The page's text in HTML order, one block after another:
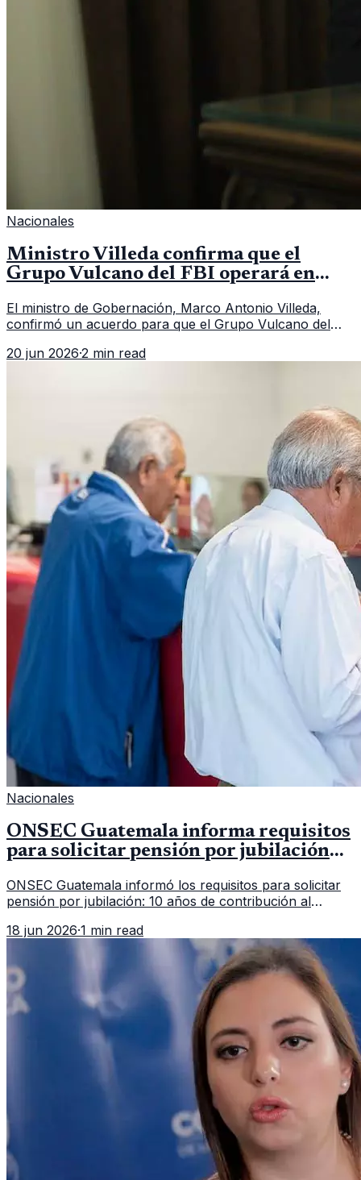
Nacionales
Ministro Villeda confirma que el
Grupo Vulcano del FBI operará en
El ministro de Gobernación, Marco Antonio Villeda,
confirmó un acuerdo para que el Grupo Vulcano del
fallido con la administración anterior del Ministerio
20 jun 2026·2 min read
Nacionales
ONSEC Guatemala informa requisitos
para solicitar pensión por jubilación
ONSEC Guatemala informó los requisitos para solicitar
pensión por jubilación: 10 años de contribución al
importar edad.
18 jun 2026·1 min read